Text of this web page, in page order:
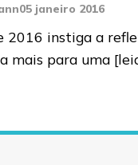
05 janeiro 2016
2016 instiga a
mais para uma